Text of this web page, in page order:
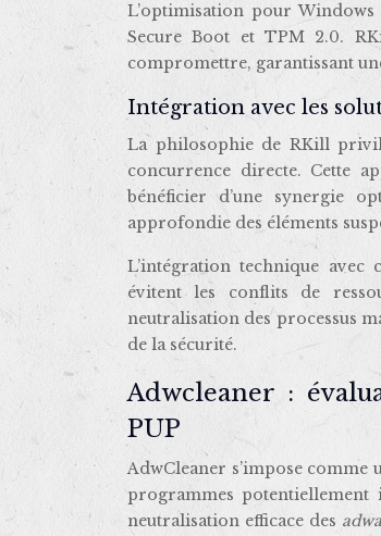
L’optimisation pour
Secure Boot et TPM 2.0.
compromettre, garantissant
Intégration avec les
La philosophie de RKill
concurrence directe. Cette
bénéficier d’une synergie
approfondie des éléments
L’intégration technique
évitent les conflits de
neutralisation des processus
de la sécurité.
Adwcleaner :
PUP
AdwCleaner s’impose
programmes
neutralisation efficace des